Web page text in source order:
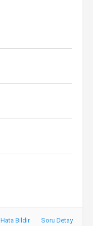
Hata Bildir Soru Detay